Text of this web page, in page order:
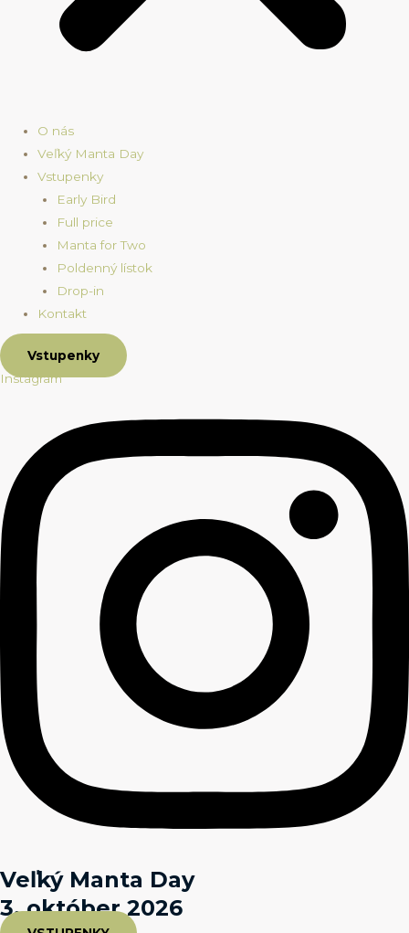
O nás
Veľký Manta Day
Vstupenky
Early Bird
Full price
Manta for Two
Poldenný lístok
Drop-in
Kontakt
Vstupenky
Instagram
Veľký Manta Day
3. október 2026